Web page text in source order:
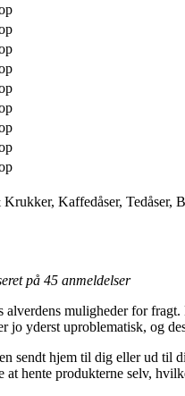
Kaffedåser, Tedåser,
på 45 anmeldelser
muligheder for
jo yderst uproblematisk, og
sendt hjem til dig eller ud til
hente produkterne selv,